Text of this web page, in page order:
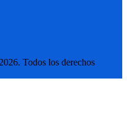
Todos los derechos